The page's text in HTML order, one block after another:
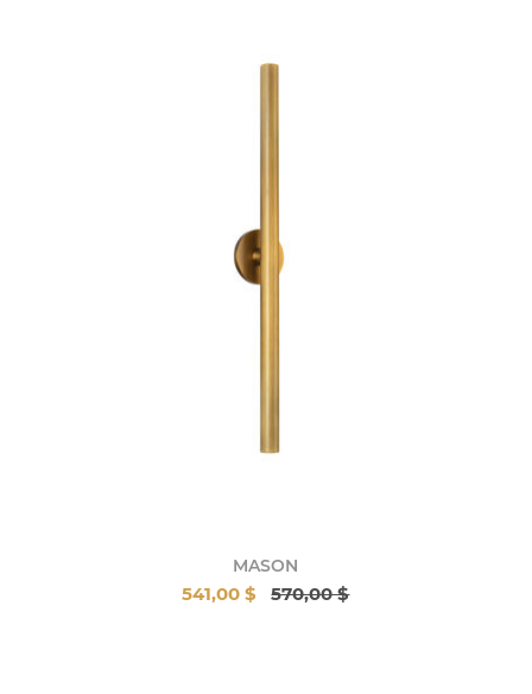
MASON
541,00 $ 570,00 $